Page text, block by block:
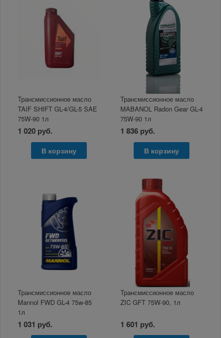
Трансмиссионное масло
TAIF SHIFT GL-4/GL-5 SAE
75W-90 1л
1 020 руб.
В корзину
Трансмиссионное масло
MABANOL Radon Gear GL-4
75W-90 1л
1 836 руб.
В корзину
Трансмиссионное масло
Mannol FWD GL-4 75w-85
1л
1 031 руб.
Трансмиссионное масло
ZIC GFT 75W-90, 1л
1 601 руб.